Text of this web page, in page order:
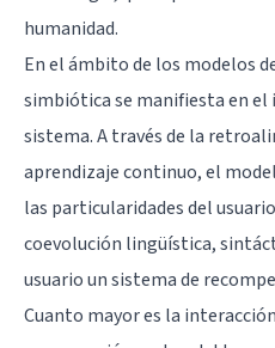
humanidad.
En el ámbito de los modelos
simbiótica se manifiesta en
sistema. A través de la
aprendizaje continuo, el
las particularidades del
coevolución lingüística,
usuario un sistema de
Cuanto mayor es la